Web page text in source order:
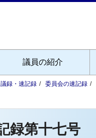
議員の紹介
録・速記録 委員会の速記録
録第十七号